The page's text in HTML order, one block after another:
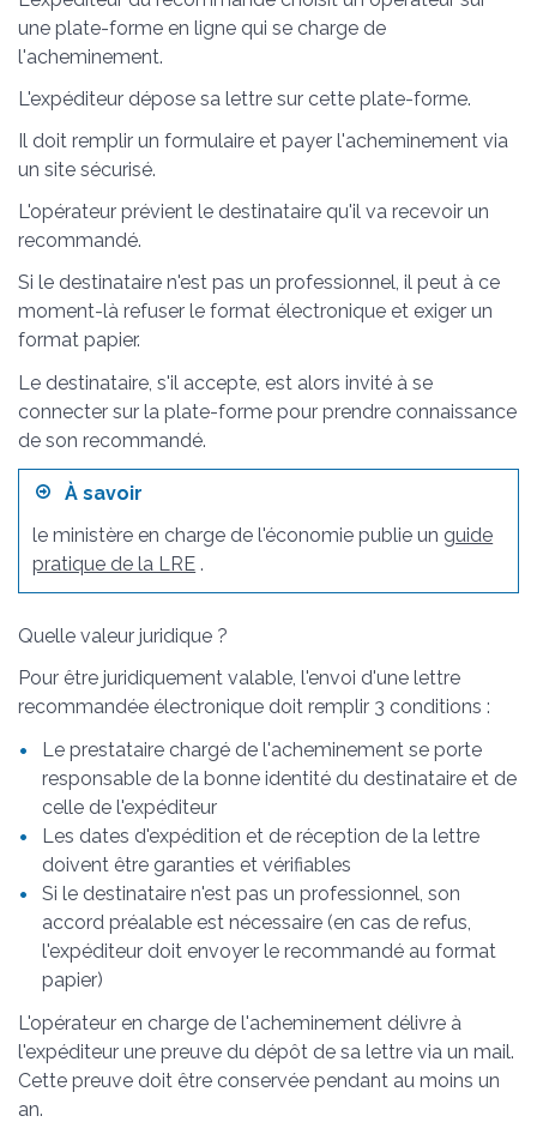
une plate-forme en ligne qui se charge de
l'acheminement.
L'expéditeur dépose sa lettre sur cette plate-forme.
Il doit remplir un formulaire et payer l'acheminement via
un site sécurisé.
L'opérateur prévient le destinataire qu'il va recevoir un
recommandé.
Si le destinataire n'est pas un professionnel, il peut à ce
moment-là refuser le format électronique et exiger un
format papier.
Le destinataire, s'il accepte, est alors invité à se
connecter sur la plate-forme pour prendre connaissance
de son recommandé.
À savoir
le ministère en charge de l'économie publie un guide
pratique de la LRE .
Quelle valeur juridique ?
Pour être juridiquement valable, l'envoi d'une lettre
recommandée électronique doit remplir 3 conditions :
Le prestataire chargé de l'acheminement se porte
responsable de la bonne identité du destinataire et de
celle de l'expéditeur
Les dates d'expédition et de réception de la lettre
doivent être garanties et vérifiables
Si le destinataire n'est pas un professionnel, son
accord préalable est nécessaire (en cas de refus,
l'expéditeur doit envoyer le recommandé au format
papier)
L'opérateur en charge de l'acheminement délivre à
l'expéditeur une preuve du dépôt de sa lettre via un mail.
Cette preuve doit être conservée pendant au moins un
an.